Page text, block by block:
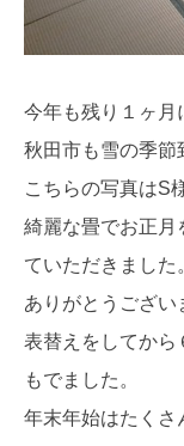
今年も残り１ヶ月
秋田市も雪の季節
こちらの写真はS
綺麗な畳でお正月
ていただきました
ありがとうござい
表替えをしてから
もでました。
年末年始はたくさ